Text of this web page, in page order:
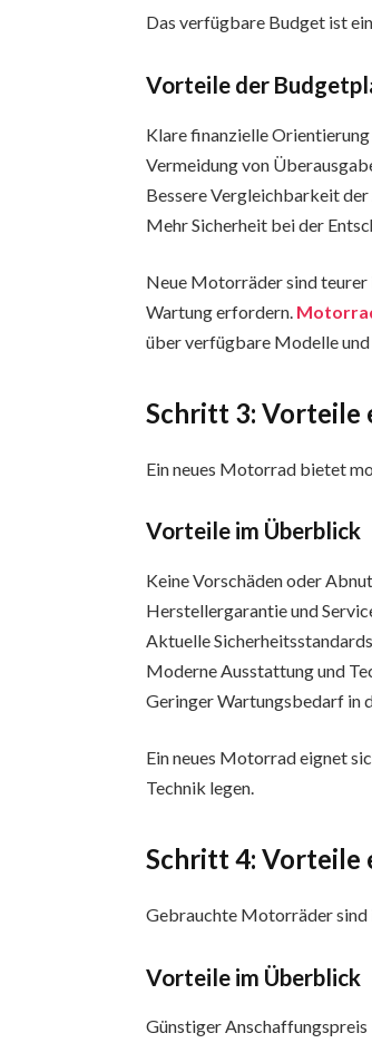
Das verfügbare Budget ist
Vorteile der
Klare finanzielle Orientierung
Vermeidung von
Bessere Vergleichbarkeit
Mehr Sicherheit bei der
Neue Motorräder sind teurer
Wartung erfordern.
über verfügbare Modelle
Schritt 3: Vorteile
Ein neues Motorrad bietet
Vorteile im Überblick
Keine Vorschäden oder
Herstellergarantie und
Aktuelle Sicherheitsstandards
Moderne Ausstattung und
Geringer Wartungsbedarf in
Ein neues Motorrad eignet
Technik legen.
Schritt 4: Vorteile
Gebrauchte Motorräder sind
Vorteile im Überblick
Günstiger Anschaffungspreis